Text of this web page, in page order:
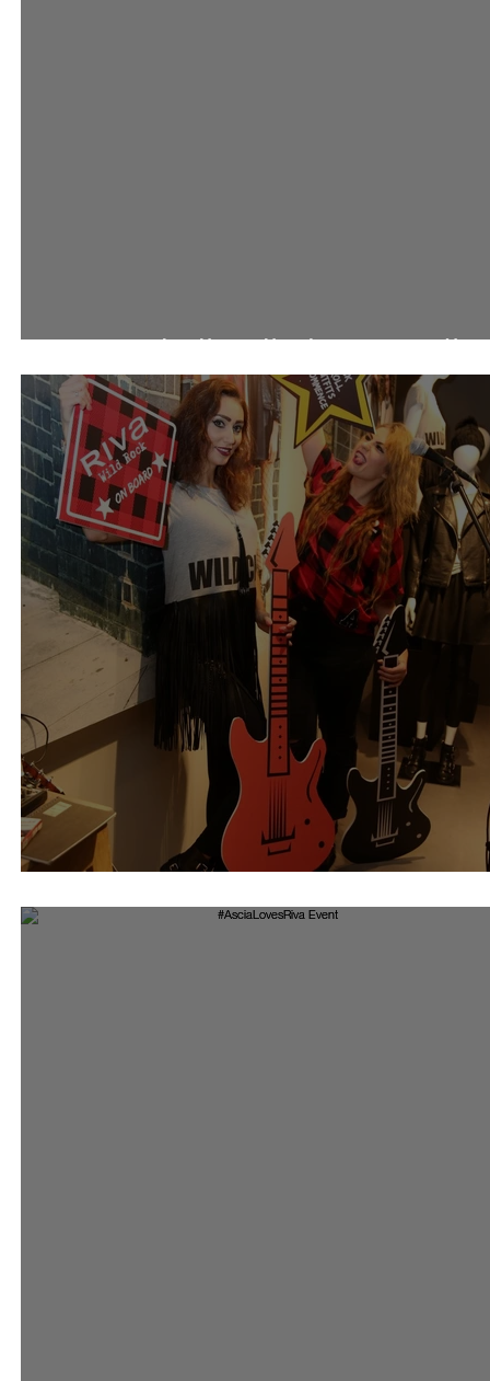
360 مول باليوم الوطني 2017
Riva Rock Collection 16